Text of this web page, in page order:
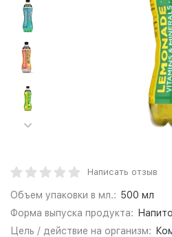
Написать отзыв
Объем упаковки в мл.: 500 мл
Форма выпуска продукта:
Цель / действие на организм: